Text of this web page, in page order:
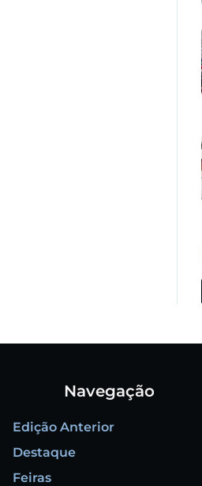
Navegação
Edição Anterior
Destaque
Feiras